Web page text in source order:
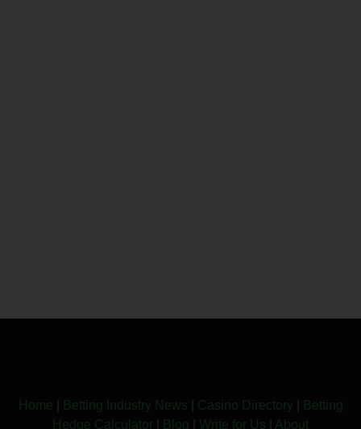
Home Betting Industry News Casino Directory
Betting
Hedge Calculator
Blog Write for Us About